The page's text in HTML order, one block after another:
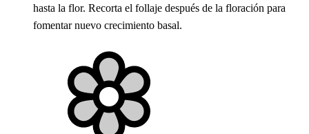
hasta la flor. Recorta el follaje después de la floración para
fomentar nuevo crecimiento basal.